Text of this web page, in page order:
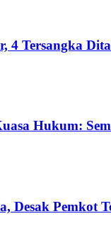
4 Tersangka
Hukum:
Desak Pemkot